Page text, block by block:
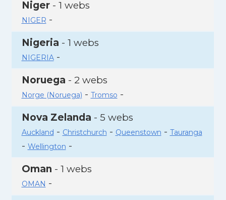
Niger- 1 webs
NIGER -
Nigeria - 1 webs
NIGERIA-
Noruega - 2 webs
Norge (Noruega) - Tromso -
Nova Zelanda - 5 webs
Auckland - Christchurch - Queenstown - Tauranga
- Wellington -
Oman - 1 webs
OMAN -